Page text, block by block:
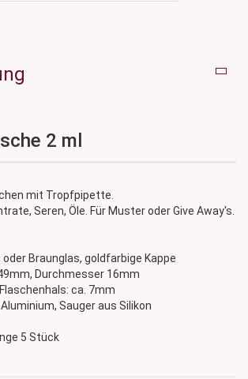
2 ml
mit Tropfpipette.
Seren, Öle. Für Muster oder Give Away's.
oder Braunglas, goldfarbige Kappe
Durchmesser 16mm
ca. 7mm
Sauger aus Silikon
5 Stück